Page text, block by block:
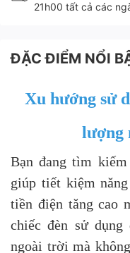
21h00 tất cả các
ĐẶC ĐIỂM NỔI
Xu hướng sử
lượng
Bạn đang tìm
giúp tiết kiệm
tiền điện tăng cao
chiếc đèn sử
ngoài trời mà